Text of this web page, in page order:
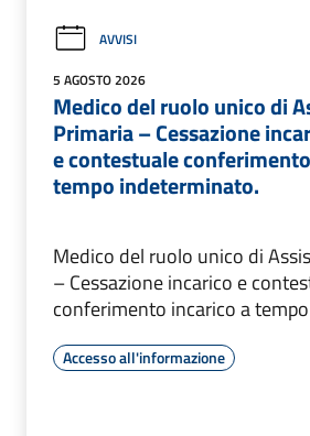
AVVISI
5 AGOSTO 2026
Medico del ruolo unico di
Primaria – Cessazione
e contestuale
tempo indeterminato.
Medico del ruolo unico di
– Cessazione incarico e
conferimento incarico a
Accesso all'informazione